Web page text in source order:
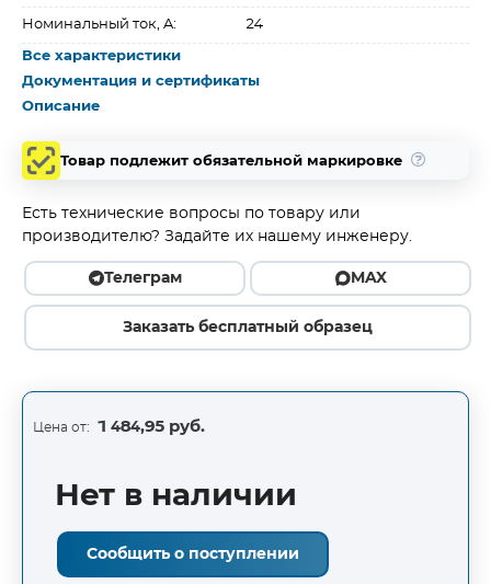
Номинальный ток, A: 24
Все характеристики
Документация и сертификаты
Описание
Товар подлежит обязательной маркировке
Есть технические вопросы по товару или
производителю? Задайте их нашему инженеру.
Телеграм MAX
Заказать бесплатный образец
Цена от: 1 484,95 руб.
Нет в наличии
Сообщить о поступлении